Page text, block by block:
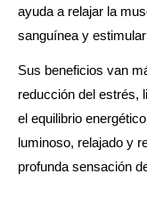
ayuda a relajar la
sanguínea y
Sus beneficios van
reducción del estrés,
el equilibrio
luminoso, relajado y
profunda sensación